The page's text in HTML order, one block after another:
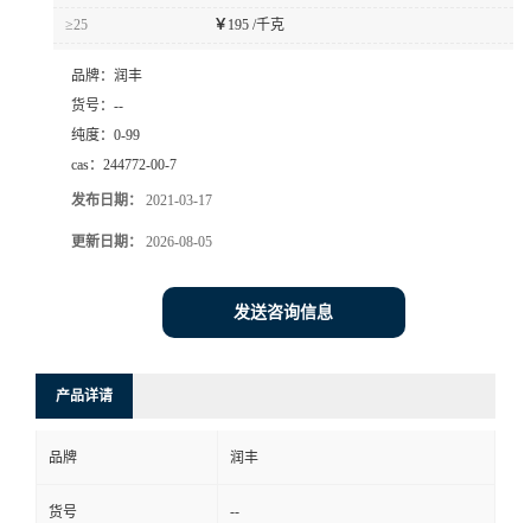
≥25 ￥ 195 /千克
品牌： 润丰
货号： --
纯度： 0-99
cas： 244772-00-7
发布日期： 2021-03-17
更新日期： 2026-08-05
发送咨询信息
产品详请
品牌 润丰
货号 --